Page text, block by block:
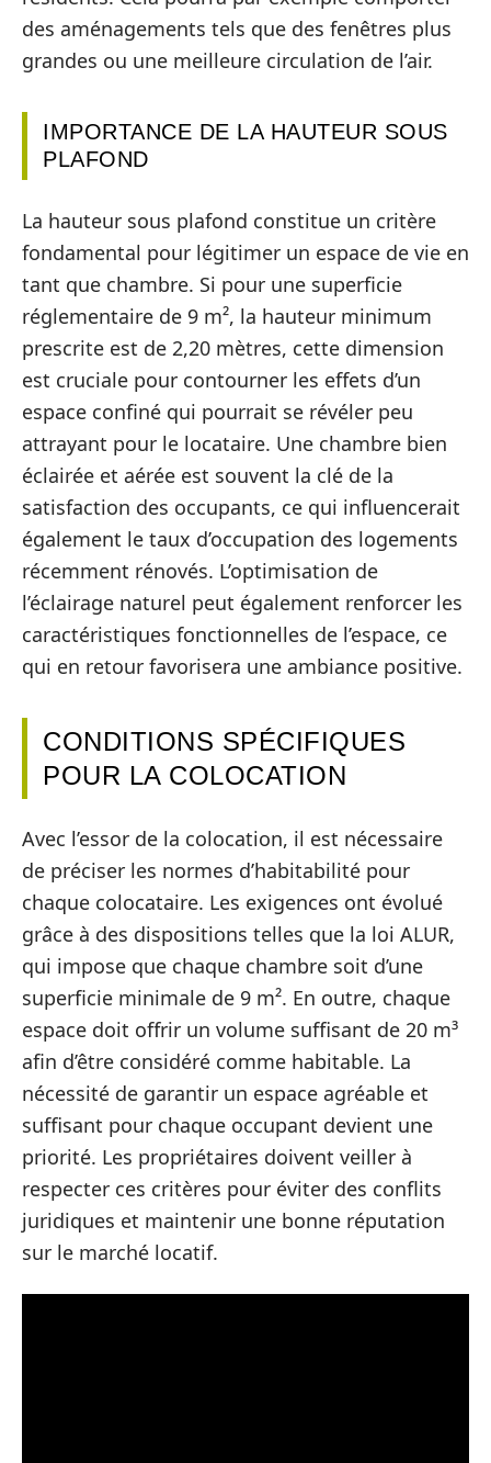
des aménagements tels que des fenêtres plus
grandes ou une meilleure circulation de l’air.
IMPORTANCE DE LA HAUTEUR SOUS
PLAFOND
La hauteur sous plafond constitue un critère
fondamental pour légitimer un espace de vie en
tant que chambre. Si pour une superficie
réglementaire de 9 m², la hauteur minimum
prescrite est de 2,20 mètres, cette dimension
est cruciale pour contourner les effets d’un
espace confiné qui pourrait se révéler peu
attrayant pour le locataire. Une chambre bien
éclairée et aérée est souvent la clé de la
satisfaction des occupants, ce qui influencerait
également le taux d’occupation des logements
récemment rénovés. L’optimisation de
l’éclairage naturel peut également renforcer les
caractéristiques fonctionnelles de l’espace, ce
qui en retour favorisera une ambiance positive.
CONDITIONS SPÉCIFIQUES
POUR LA COLOCATION
Avec l’essor de la colocation, il est nécessaire
de préciser les normes d’habitabilité pour
chaque colocataire. Les exigences ont évolué
grâce à des dispositions telles que la loi ALUR,
qui impose que chaque chambre soit d’une
superficie minimale de 9 m². En outre, chaque
espace doit offrir un volume suffisant de 20 m³
afin d’être considéré comme habitable. La
nécessité de garantir un espace agréable et
suffisant pour chaque occupant devient une
priorité. Les propriétaires doivent veiller à
respecter ces critères pour éviter des conflits
juridiques et maintenir une bonne réputation
sur le marché locatif.